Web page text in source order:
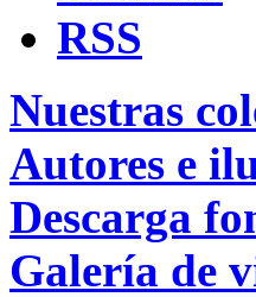
RSS
Nuestras
Autores e
Descarga
Galería de